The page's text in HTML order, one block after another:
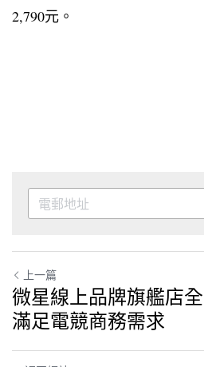
2,790元。
上一篇
微星線上品牌旗艦店
滿足電競商務需求